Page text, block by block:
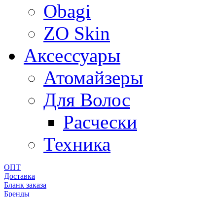
Obagi
ZO Skin
Aксессуары
Атомайзеры
Для Волос
Расчески
Техника
ОПТ
Доставка
Бланк заказа
Бренды